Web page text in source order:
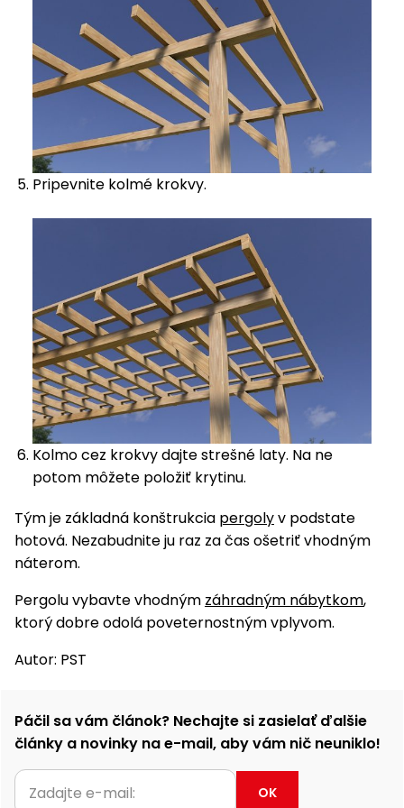
Pripevnite kolmé krokvy.
Kolmo cez krokvy dajte strešné laty. Na ne
potom môžete položiť krytinu.
Tým je základná konštrukcia pergolyv podstate
hotová. Nezabudnite ju raz za čas ošetriť vhodným
náterom.
Pergolu vybavte vhodným záhradným nábytkom,
ktorý dobre odolá poveternostným vplyvom.
Autor: PST
Páčil sa vám článok? Nechajte si zasielať ďalšie
články a novinky na e-mail, aby vám nič neuniklo!
OK